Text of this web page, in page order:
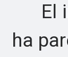
El
ha